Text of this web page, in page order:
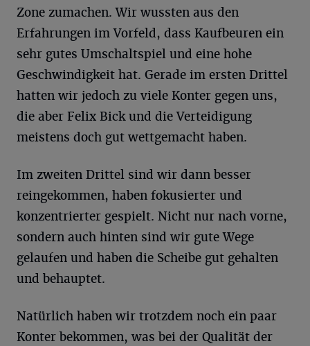
Zone zumachen. Wir wussten aus den
Erfahrungen im Vorfeld, dass Kaufbeuren ein
sehr gutes Umschaltspiel und eine hohe
Geschwindigkeit hat. Gerade im ersten Drittel
hatten wir jedoch zu viele Konter gegen uns,
die aber Felix Bick und die Verteidigung
meistens doch gut wettgemacht haben.
Im zweiten Drittel sind wir dann besser
reingekommen, haben fokusierter und
konzentrierter gespielt. Nicht nur nach vorne,
sondern auch hinten sind wir gute Wege
gelaufen und haben die Scheibe gut gehalten
und behauptet.
Natürlich haben wir trotzdem noch ein paar
Konter bekommen, was bei der Qualität der